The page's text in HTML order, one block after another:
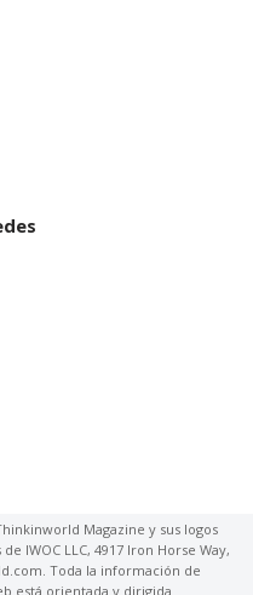
Magazine y sus logos
IWOC LLC, 4917 Iron Horse Way,
Toda la información de
está orientada y dirigida